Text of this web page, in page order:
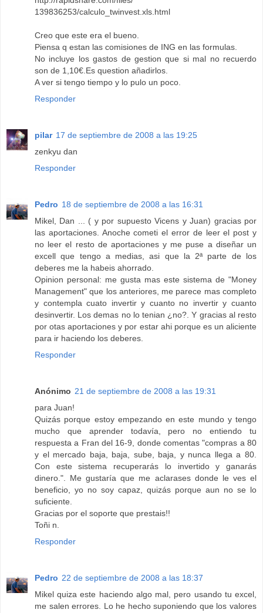
139836253/calculo_twinvest.xls.html
Creo que este era el bueno.
Piensa q estan las comisiones de ING en las formulas.
No incluye los gastos de gestion que si mal no recuerdo
son de 1,10€.Es question añadirlos.
A ver si tengo tiempo y lo pulo un poco.
Responder
pilar 17 de septiembre de 2008 a las 19:25
zenkyu dan
Responder
Pedro 18 de septiembre de 2008 a las 16:31
Mikel, Dan ... ( y por supuesto Vicens y Juan) gracias por
las aportaciones. Anoche cometi el error de leer el post y
no leer el resto de aportaciones y me puse a diseñar un
excell que tengo a medias, asi que la 2ª parte de los
deberes me la habeis ahorrado.
Opinion personal: me gusta mas este sistema de "Money
Management" que los anteriores, me parece mas completo
y contempla cuato invertir y cuanto no invertir y cuanto
desinvertir. Los demas no lo tenian ¿no?. Y gracias al resto
por otas aportaciones y por estar ahi porque es un aliciente
para ir haciendo los deberes.
Responder
Anónimo 21 de septiembre de 2008 a las 19:31
para Juan!
Quizás porque estoy empezando en este mundo y tengo
mucho que aprender todavía, pero no entiendo tu
respuesta a Fran del 16-9, donde comentas "compras a 80
y el mercado baja, baja, sube, baja, y nunca llega a 80.
Con este sistema recuperarás lo invertido y ganarás
dinero.". Me gustaría que me aclarases donde le ves el
beneficio, yo no soy capaz, quizás porque aun no se lo
suficiente.
Gracias por el soporte que prestais!!
Toñi n.
Responder
Pedro 22 de septiembre de 2008 a las 18:37
Mikel quiza este haciendo algo mal, pero usando tu excel,
me salen errores. Lo he hecho suponiendo que los valores